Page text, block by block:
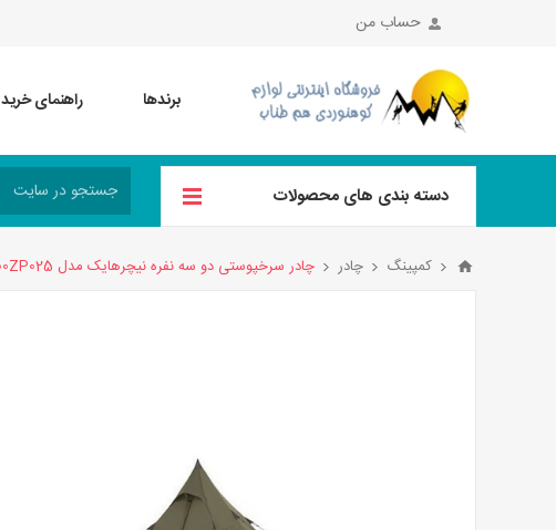
حساب من
برندها راهنمای خرید
دسته بندی های محصولات
کمپینگ چادر چادر سرخپوستی دو سه نفره نیچرهایک مدل CNK2300ZP025 رنگ سبز پررنگ